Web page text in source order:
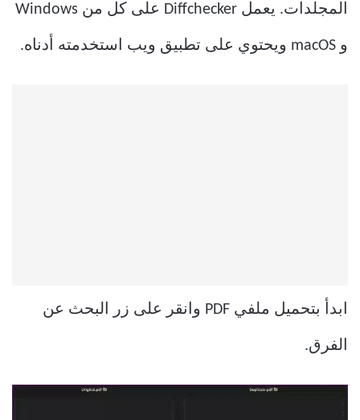
المجلدات. يعمل Diffchecker على كل من Windows
و macOS ويحتوي على تطبيق ويب استخدمته أدناه.
ابدأ بتحميل ملفي PDF وانقر على زر البحث عن
الفرق.